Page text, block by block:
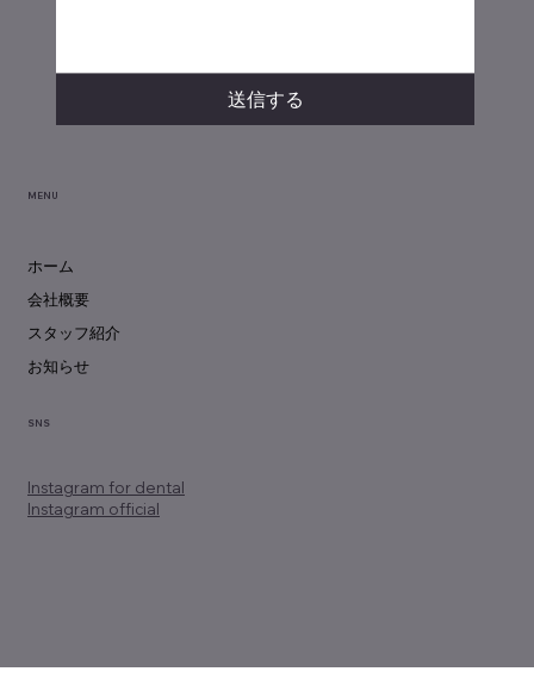
Instagram for dental
Instagram official
SNS
ホーム
会社概要
スタッフ紹介
お知らせ
MENU
送信する